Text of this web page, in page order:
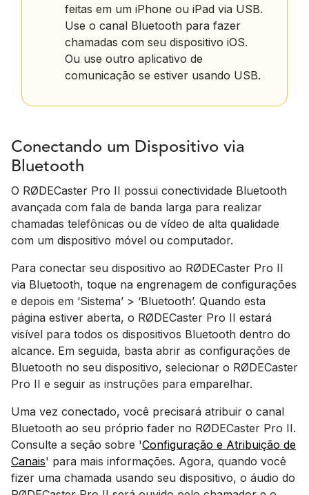
feitas em um iPhone ou iPad via USB.
Use o canal Bluetooth para fazer
chamadas com seu dispositivo iOS.
Ou use outro aplicativo de
comunicação se estiver usando USB.
Conectando um Dispositivo via
Bluetooth
O RØDECaster Pro II possui conectividade Bluetooth
avançada com fala de banda larga para realizar
chamadas telefônicas ou de vídeo de alta qualidade
com um dispositivo móvel ou computador.
Para conectar seu dispositivo ao RØDECaster Pro II
via Bluetooth, toque na engrenagem de configurações
e depois em ‘Sistema’ > ‘Bluetooth’. Quando esta
página estiver aberta, o RØDECaster Pro II estará
visível para todos os dispositivos Bluetooth dentro do
alcance. Em seguida, basta abrir as configurações de
Bluetooth no seu dispositivo, selecionar o RØDECaster
Pro II e seguir as instruções para emparelhar.
Uma vez conectado, você precisará atribuir o canal
Bluetooth ao seu próprio fader no RØDECaster Pro II.
Consulte a seção sobre 'Configuração e Atribuição de
Canais' para mais informações. Agora, quando você
fizer uma chamada usando seu dispositivo, o áudio do